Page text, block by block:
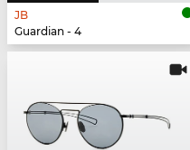
JB
Guardian - 4